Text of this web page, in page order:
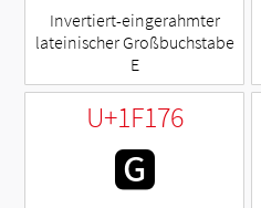
Invertiert-eingerahmter
lateinischer Großbuchstabe
E
U+1F176
🅶